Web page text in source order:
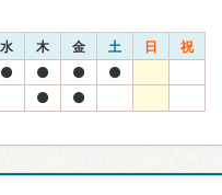
水 木 金 土 日 祝